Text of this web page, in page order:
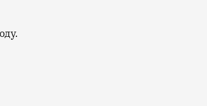
уже не первый месяц: старые